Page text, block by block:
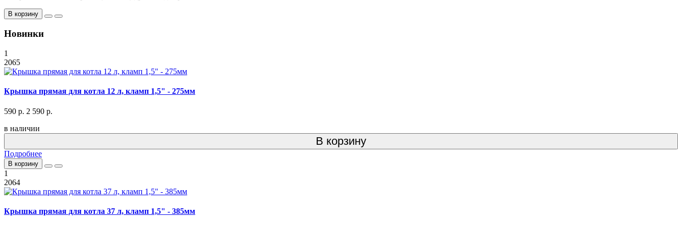
В корзину
Новинки
1
2065
Крышка прямая для котла 12 л, кламп 1,5" - 275мм
590 р. 2 590 р.
в наличии
В корзину
Подробнее
В корзину
1
2064
Крышка прямая для котла 37 л, кламп 1,5" - 385мм